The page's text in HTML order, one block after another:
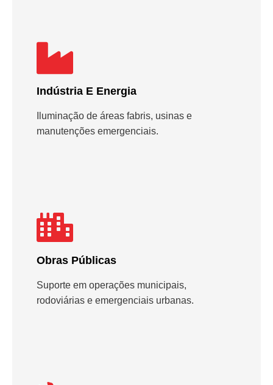
Indústria E Energia
Iluminação de áreas fabris, usinas e
manutenções emergenciais.
Obras Públicas
Suporte em operações municipais,
rodoviárias e emergenciais urbanas.